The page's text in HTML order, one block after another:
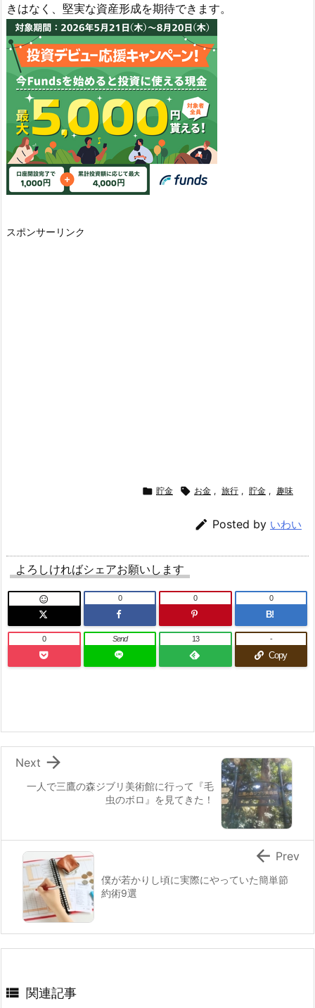
きはなく、堅実な資産形成を期待できます。
スポンサーリンク
 貯金  お金 , 旅行 , 貯金 , 趣味
 Posted by いわい
よろしければシェアお願いします
 0 0
B!
0
0 Send 13
Copy
-
一人で三鷹の森ジブリ美術館に行って『毛
虫のボロ』を見てきた！

Next
僕が若かりし頃に実際にやっていた簡単節
約術9選
 Prev
 関連記事